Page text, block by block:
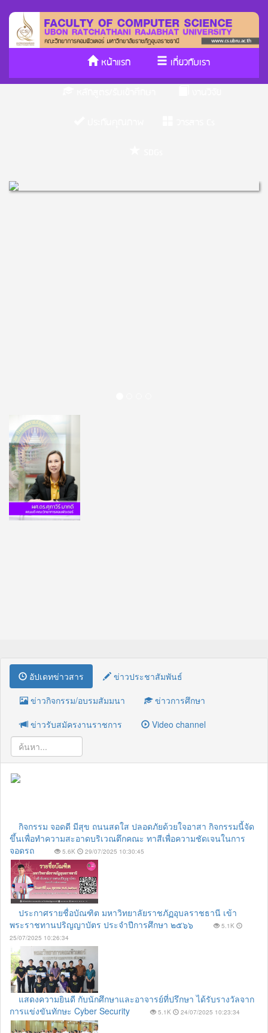
หน้าแรก
เกี่ยวกับเรา
อัปเดทข่าวสาร
ข่าวประชาสัมพันธ์
ข่าวกิจกรรม/อบรมสัมมนา
ข่าวการศึกษา
ข่าวรับสมัครงานราชการ
Video channel
กิจกรรม จอดดี มีสุข ถนนสดใส ปลอดภัยด้วยใจอาสา กิจกรรมนี้จัด
ขึ้นเพื่อทำความสะอาดบริเวณตึกคณะ ทาสีเพื่อความชัดเจนในการ
จอดรถ
5.6K 29/07/2025 10:30:45
ประกาศรายชื่อบัณฑิต มหาวิทยาลัยราชภัฏอุบลราชธานี เข้า
พระราชทานปริญญาบัตร ประจำปีการศึกษา ๒๕๖๖
5.1K
25/07/2025 10:26:34
แสดงความยินดี กับนักศึกษาและอาจารย์ที่ปรึกษา ได้รับรางวัลจาก
การแข่งขันทักษะ Cyber Security
5.1K 24/07/2025 10:23:34